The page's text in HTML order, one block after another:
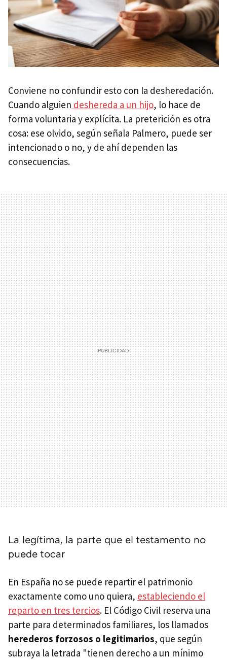
Conviene no confundir esto con la desheredación.
Cuando alguien deshereda a un hijo, lo hace de
forma voluntaria y explícita. La preterición es otra
cosa: ese olvido, según señala Palmero, puede ser
intencionado o no, y de ahí dependen las
consecuencias.
La legítima, la parte que el testamento no
puede tocar
En España no se puede repartir el patrimonio
exactamente como uno quiera, estableciendo el
reparto en tres tercios. El Código Civil reserva una
parte para determinados familiares, los llamados
herederos forzosos o legitimarios, que según
subraya la letrada "tienen derecho a un mínimo